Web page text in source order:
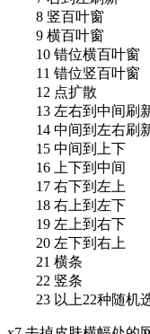
8 竖百叶窗
9 横百叶窗
10 错位横百叶窗
11 错位竖百叶窗
12 点扩散
13 左右到中间刷
14 中间到左右刷
15 中间到上下
16 上下到中间
17 右下到左上
18 右上到左下
19 左上到右下
20 左下到右上
21 横条
22 竖条
23 以上22种随机